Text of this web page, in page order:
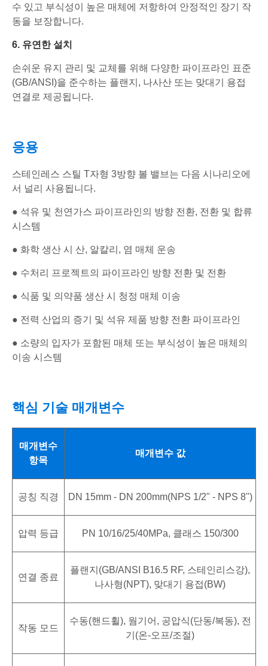
수 있고 부식성이 높은 매체에 저항하여 안정적인 장기 작
동을 보장합니다.
6. 유연한 설치
손쉬운 유지 관리 및 교체를 위해 다양한 파이프라인 표준
(GB/ANSI)을 준수하는 플랜지, 나사산 또는 맞대기 용접
연결로 제공됩니다.
응용
스테인레스 스틸 T자형 3방향 볼 밸브는 다음 시나리오에
서 널리 사용됩니다.
● 석유 및 천연가스 파이프라인의 방향 전환, 전환 및 합류
시스템
● 화학 생산 시 산, 알칼리, 염 매체 운송
● 수처리 프로젝트의 파이프라인 방향 전환 및 전환
● 식품 및 의약품 생산 시 청정 매체 이송
● 전력 산업의 증기 및 석유 제품 방향 전환 파이프라인
● 소량의 입자가 포함된 매체 또는 부식성이 높은 매체의
이송 시스템
핵심 기술 매개변수
매개변수
항목
매개변수 값
공칭 직경 DN 15mm - DN 200mm(NPS 1/2" - NPS 8")
압력 등급 PN 10/16/25/40MPa, 클래스 150/300
연결 종료
플랜지(GB/ANSI B16.5 RF, 스테인리스강),
나사형(NPT), 맞대기 용접(BW)
작동 모드
수동(핸드휠), 웜기어, 공압식(단동/복동), 전
기(온-오프/조절)